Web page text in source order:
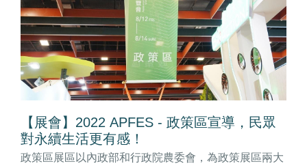
【展會】2022 APFES - 政策區宣導，民眾
對永續生活更有感！
政策區展區以內政部和行政院農委會，為政策展區兩大